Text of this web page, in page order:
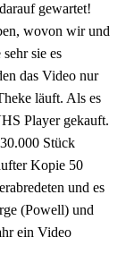
gewartet!
wovon wir und
sie es
das Video nur
läuft. Als es
Player gekauft.
Stück
Kopie 50
und es
(Powell) und
ein Video